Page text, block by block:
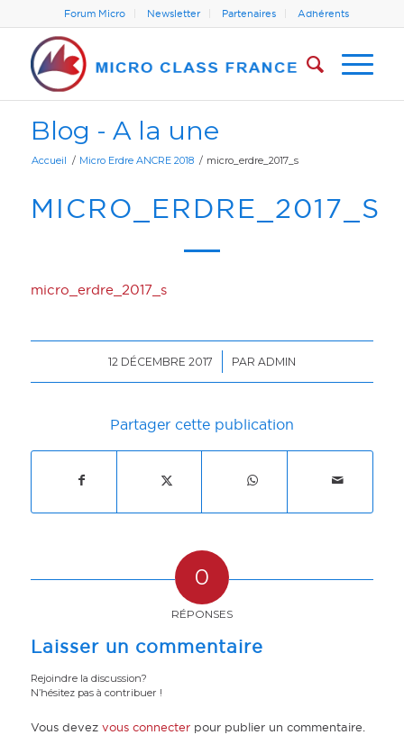
Forum Micro Newsletter Partenaires Adhérents
Blog - A la une
Accueil / Micro Erdre ANCRE 2018 / micro_erdre_2017_s
MICRO_ERDRE_2017_S
micro_erdre_2017_s
12 DÉCEMBRE 2017
/ PAR ADMIN
Partager cette publication
0
RÉPONSES
Laisser un commentaire
Rejoindre la discussion?
N’hésitez pas à contribuer !
Vous devez vous connecterpour publier un commentaire.